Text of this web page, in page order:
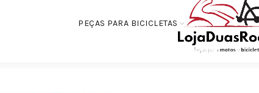
PEÇAS PARA BICICLETAS
Filtro de Ar Esportivo com Adaptador de borracha